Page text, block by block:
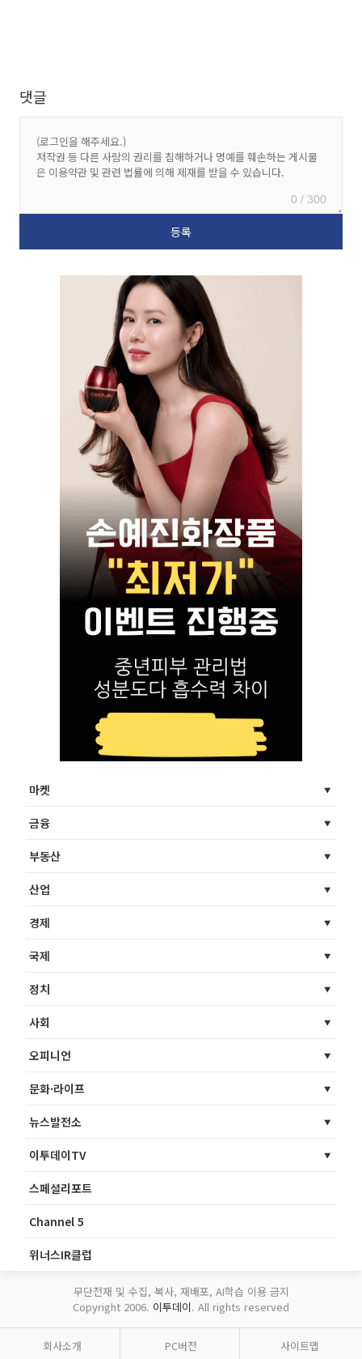
댓글
0 / 300
마켓
금융
부동산
산업
경제
국제
정치
사회
오피니언
문화·라이프
뉴스발전소
이투데이TV
스페셜리포트
Channel 5
위너스IR클럽
무단전재 및 수집, 복사, 재배포, AI학습 이용 금지
Copyright 2006. 이투데이. All rights reserved
회사소개 PC버전 사이트맵